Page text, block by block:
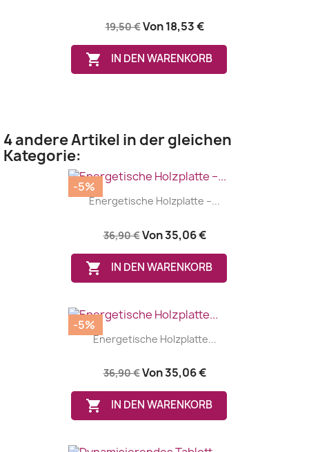
19,50 €Von18,53 €
 IN DEN WARENKORB
4 andere Artikel in der gleichen
Kategorie:
Energetische Holzplatte –...
36,90 €Von35,06 €
 IN DEN WARENKORB
-5%
Energetische Holzplatte...
36,90 €Von35,06 €
 IN DEN WARENKORB
-5%